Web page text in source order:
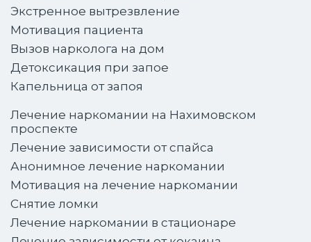
Экстренное вытрезвление
Мотивация пациента
Вызов нарколога на дом
Детоксикация при запое
Капельница от запоя
Лечение наркомании на Нахимовском
проспекте
Лечение зависимости от спайса
Анонимное лечение наркомании
Мотивация на лечение наркомании
Снятие ломки
Лечение наркомании в стационаре